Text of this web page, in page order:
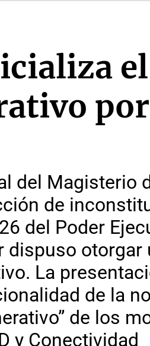
del Magisterio
de
del Poder
dispuso otorgar
La
de la
de los
y Conectividad